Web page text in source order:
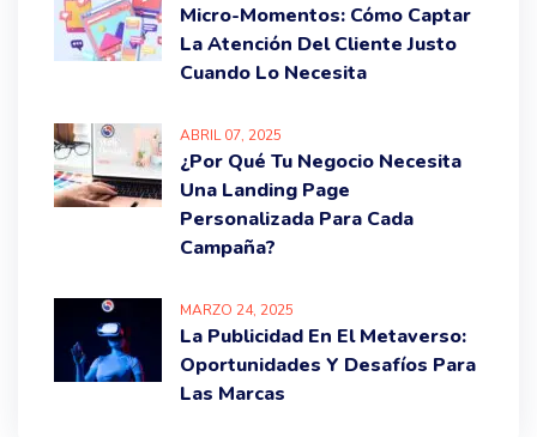
Micro-Momentos: Cómo Captar
La Atención Del Cliente Justo
Cuando Lo Necesita
ABRIL07, 2025
¿Por Qué Tu Negocio Necesita
Una Landing Page
Personalizada Para Cada
Campaña?
MARZO 24, 2025
La Publicidad En El Metaverso:
Oportunidades Y Desafíos Para
Las Marcas